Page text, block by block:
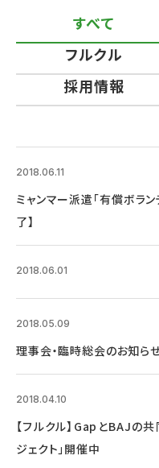
すべて
フルクル
採用情報
2018.06.11
ミャンマー派遣「有償ボラ
了】
2018.06.01
2018.05.09
理事会・臨時総会のお知ら
2018.04.10
【フルクル】GapとBAJの
ジェクト」開催中